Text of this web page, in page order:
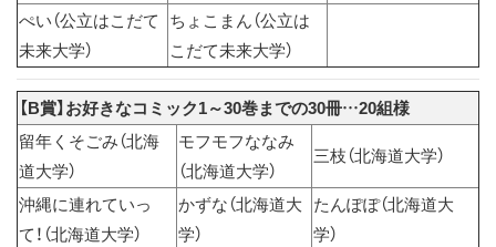
ぺい（公立はこだて
未来大学）
ちょこまん（公立は
こだて未来大学）
【B賞】お好きなコミック1～30巻までの30冊…20組様
留年くそごみ（北海
道大学）
モフモフななみ
（北海道大学）
三枝（北海道大学）
沖縄に連れていっ
て！（北海道大学）
かずな（北海道大
学）
たんぽぽ（北海道大
学）